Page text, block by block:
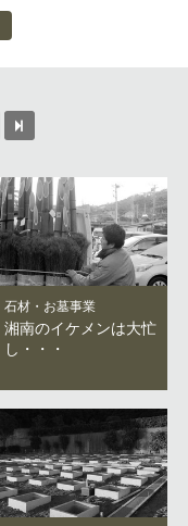
石材・お墓事業
湘南のイケメンは大忙
し・・・